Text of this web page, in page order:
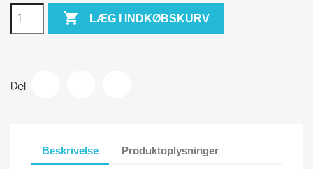
 LÆG I INDKØBSKURV
Del
Beskrivelse Produktoplysninger